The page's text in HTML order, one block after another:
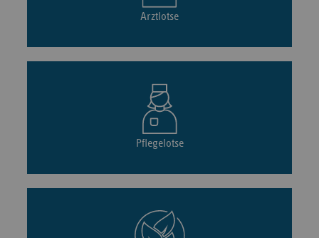
Arztlotse
Pflegelotse